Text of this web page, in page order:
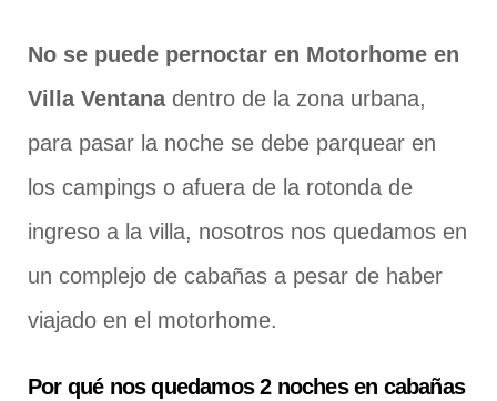
No se puede pernoctar en Motorhome en
Villa Ventana dentro de la zona urbana,
para pasar la noche se debe parquear en
los campings o afuera de la rotonda de
ingreso a la villa, nosotros nos quedamos en
un complejo de cabañas a pesar de haber
viajado en el motorhome.
Por qué nos quedamos 2 noches en cabañas